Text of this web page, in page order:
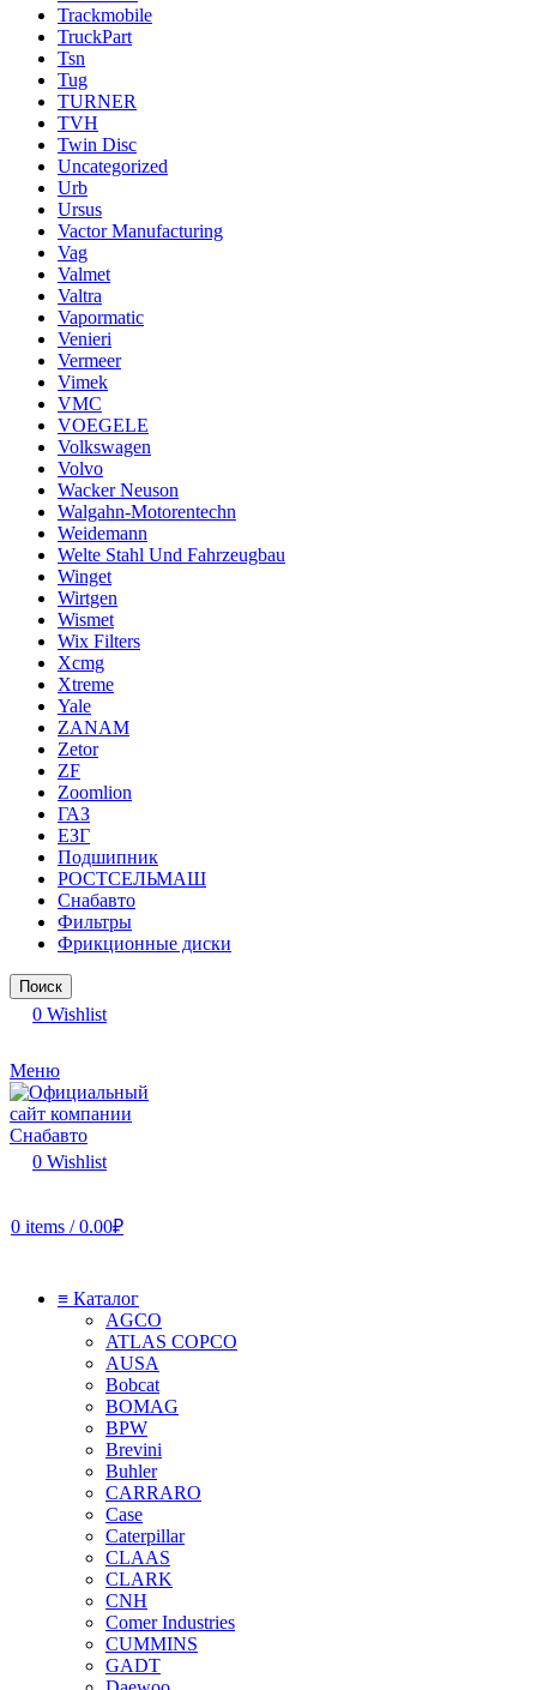
Trackmobile
TruckPart
Tsn
Tug
TURNER
TVH
Twin Disc
Uncategorized
Urb
Ursus
Vactor Manufacturing
Vag
Valmet
Valtra
Vapormatic
Venieri
Vermeer
Vimek
VMC
VOEGELE
Volkswagen
Volvo
Wacker Neuson
Walgahn-Motorentechn
Weidemann
Welte Stahl Und Fahrzeugbau
Winget
Wirtgen
Wismet
Wix Filters
Xcmg
Xtreme
Yale
ZANAM
Zetor
ZF
Zoomlion
ГАЗ
ЕЗГ
Подшипник
РОСТСЕЛЬМАШ
Снабавто
Фильтры
Фрикционные диски
Поиск
0 Wishlist
Меню
0 Wishlist
0 items / 0.00₽
≡ Каталог
AGCO
ATLAS COPCO
AUSA
Bobcat
BOMAG
BPW
Brevini
Buhler
CARRARO
Case
Caterpillar
CLAAS
CLARK
CNH
Comer Industries
CUMMINS
GADT